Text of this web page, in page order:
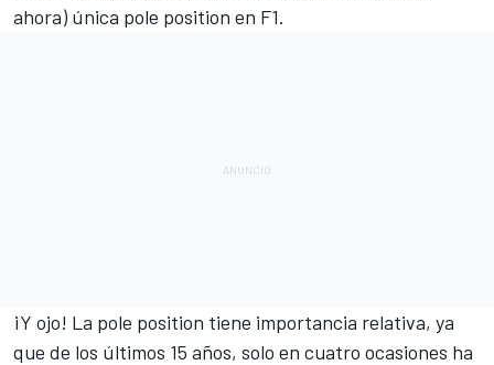
ahora) única pole position en F1.
¡Y ojo! La pole position tiene importancia relativa, ya
que de los últimos 15 años, solo en cuatro ocasiones ha